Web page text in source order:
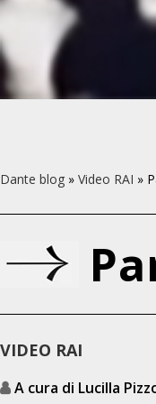
Dante blog » Video RAI »
VIDEO RAI
A cura di Lucilla